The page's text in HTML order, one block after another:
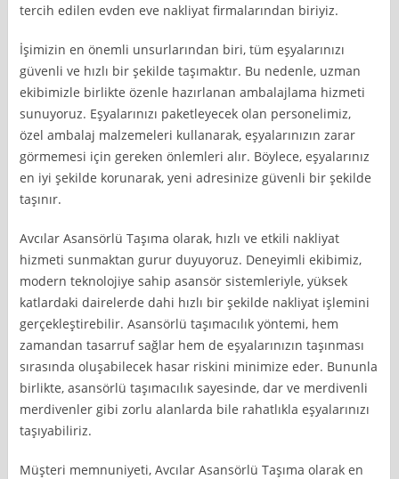
tercih edilen evden eve nakliyat firmalarından biriyiz.
İşimizin en önemli unsurlarından biri, tüm eşyalarınızı
güvenli ve hızlı bir şekilde taşımaktır. Bu nedenle, uzman
ekibimizle birlikte özenle hazırlanan ambalajlama hizmeti
sunuyoruz. Eşyalarınızı paketleyecek olan personelimiz,
özel ambalaj malzemeleri kullanarak, eşyalarınızın zarar
görmemesi için gereken önlemleri alır. Böylece, eşyalarınız
en iyi şekilde korunarak, yeni adresinize güvenli bir şekilde
taşınır.
Avcılar Asansörlü Taşıma olarak, hızlı ve etkili nakliyat
hizmeti sunmaktan gurur duyuyoruz. Deneyimli ekibimiz,
modern teknolojiye sahip asansör sistemleriyle, yüksek
katlardaki dairelerde dahi hızlı bir şekilde nakliyat işlemini
gerçekleştirebilir. Asansörlü taşımacılık yöntemi, hem
zamandan tasarruf sağlar hem de eşyalarınızın taşınması
sırasında oluşabilecek hasar riskini minimize eder. Bununla
birlikte, asansörlü taşımacılık sayesinde, dar ve merdivenli
merdivenler gibi zorlu alanlarda bile rahatlıkla eşyalarınızı
taşıyabiliriz.
Müşteri memnuniyeti, Avcılar Asansörlü Taşıma olarak en